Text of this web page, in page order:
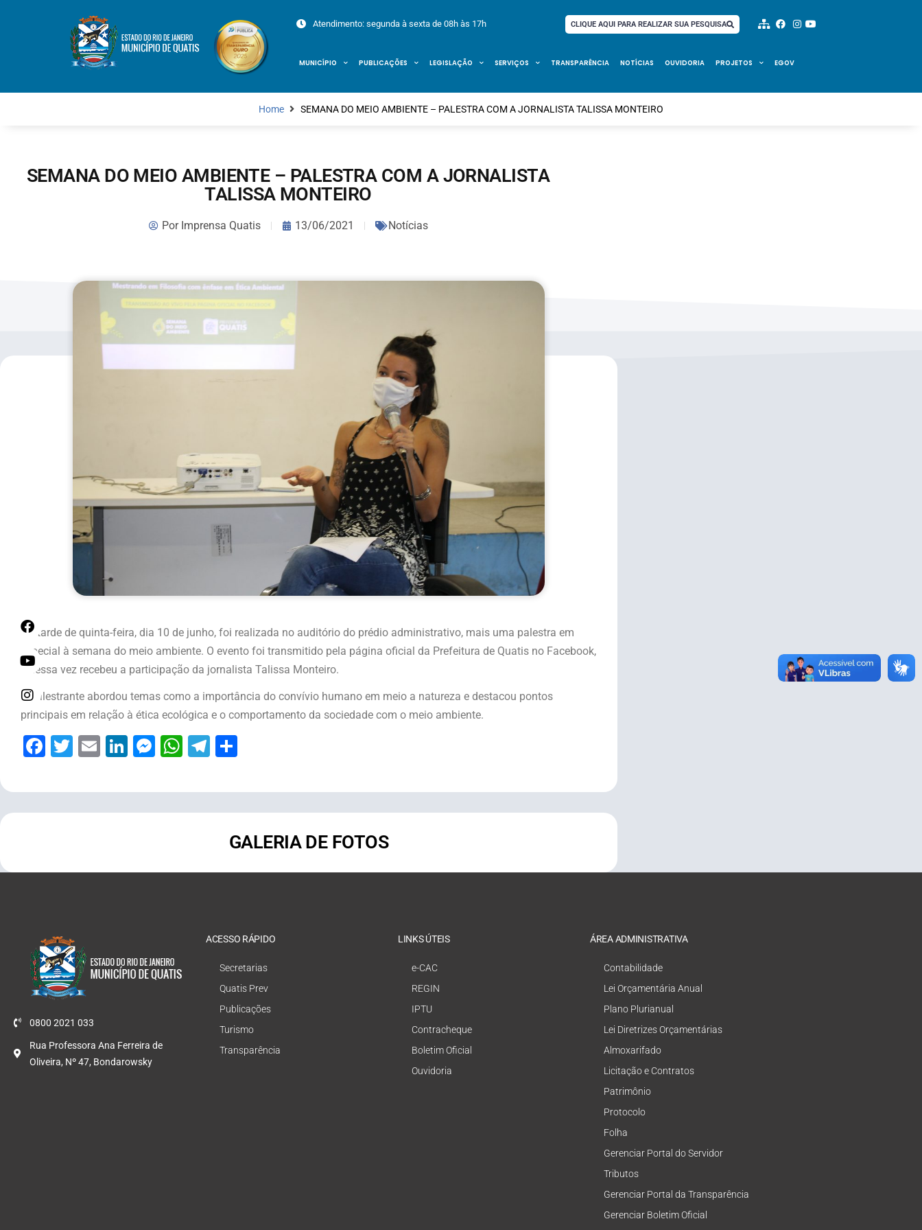
Atendimento: segunda à sexta de 08h às 17h CLIQUE AQUI PARA REALIZAR SUA PESQUISA
MUNICÍPIO PUBLICAÇÕES LEGISLAÇÃO SERVIÇOS TRANSPARÊNCIA NOTÍCIAS OUVIDORIA PROJETOS EGOV
Home SEMANA DO MEIO AMBIENTE – PALESTRA COM A JORNALISTA TALISSA MONTEIRO
SEMANA DO MEIO AMBIENTE – PALESTRA COM A JORNALISTA
TALISSA MONTEIRO
PorImprensa Quatis 13/06/2021 Notícias
Na tarde de quinta-feira, dia 10 de junho, foi realizada no auditório do prédio administrativo, mais uma palestra em
especial à semana do meio ambiente. O evento foi transmitido pela página oficial da Prefeitura de Quatis no Facebook,
e dessa vez recebeu a participação da jornalista Talissa Monteiro.
A palestrante abordou temas como a importância do convívio humano em meio a natureza e destacou pontos
principais em relação à ética ecológica e o comportamento da sociedade com o meio ambiente.
Facebook
Twitter
EmailLinkedIn
Messenger
WhatsApp
Telegram
GALERIA DE FOTOS
0800 2021 033
Rua Professora Ana Ferreira de
Oliveira, Nº 47, Bondarowsky
ACESSO RÁPIDO
Secretarias
Quatis Prev
Publicações
Turismo
Transparência
LINKS ÚTEIS
e-CAC
REGIN
IPTU
Contracheque
Boletim Oficial
Ouvidoria
ÁREA ADMINISTRATIVA
Contabilidade
Lei Orçamentária Anual
Plano Plurianual
Lei Diretrizes Orçamentárias
Almoxarifado
Licitação e Contratos
Patrimônio
Protocolo
Folha
Gerenciar Portal do Servidor
Tributos
Gerenciar Portal da Transparência
Gerenciar Boletim Oficial